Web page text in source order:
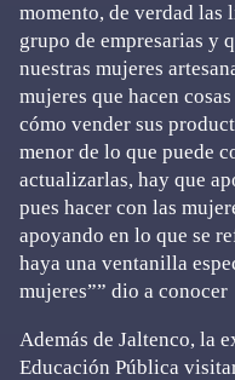
momento, de verdad
grupo de empresarias y
nuestras mujeres
mujeres que hacen
cómo vender sus
menor de lo que puede
actualizarlas, hay que
pues hacer con las
apoyando en lo que se
haya una ventanilla
mujeres”” dio a conocer
Además de Jaltenco, la
Educación Pública